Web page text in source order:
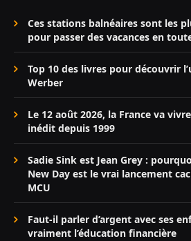
Ces stations balnéaires sont les
pour passer des vacances en
Top 10 des livres pour découvrir
Werber
Le 12 août 2026, la France va
inédit depuis 1999
Sadie Sink est Jean Grey :
New Day est le vrai lancement
MCU
Faut-il parler d’argent avec ses
vraiment l’éducation financière